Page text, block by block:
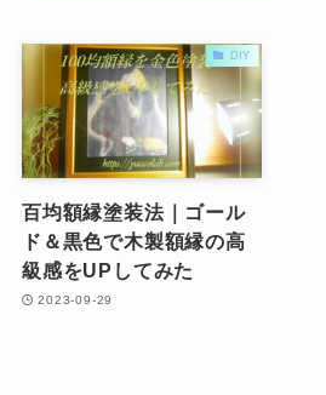
DIY
百均額縁塗装法｜ゴール
ド＆黒色で木製額縁の高
級感をUPしてみた
2023-09-29